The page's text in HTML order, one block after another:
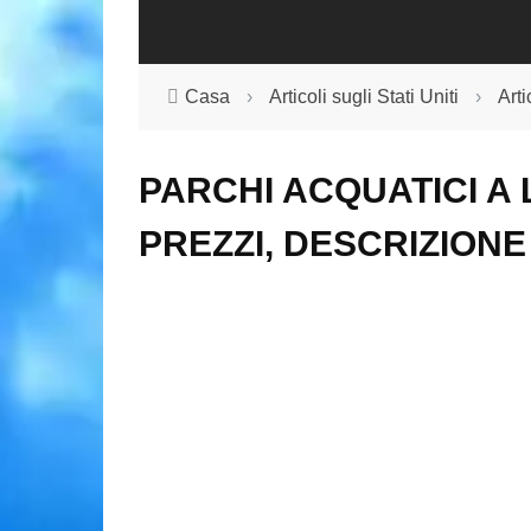
Casa › Articoli sugli Stati Uniti ›
PARCHI ACQUATICI A
PREZZI, DESCRIZIONE